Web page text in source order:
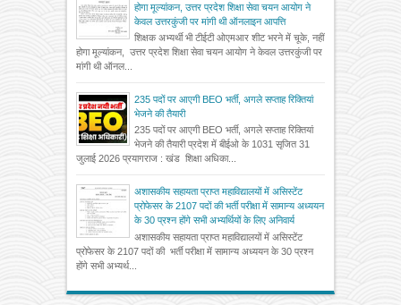
होगा मूल्यांकन, उत्तर प्रदेश शिक्षा सेवा चयन आयोग ने
केवल उत्तरकुंजी पर मांगी थी ऑनलाइन आपत्ति
शिक्षक अभ्यर्थी भी टीईटी ओएमआर शीट भरने में चूके, नहीं
होगा मूल्यांकन, उत्तर प्रदेश शिक्षा सेवा चयन आयोग ने केवल उत्तरकुंजी पर
मांगी थी ऑनल...
235 पदों पर आएगी BEO भर्ती, अगले सप्ताह रिक्तियां
भेजने की तैयारी
235 पदों पर आएगी BEO भर्ती, अगले सप्ताह रिक्तियां
भेजने की तैयारी प्रदेश में बीईओ के 1031 सृजित 31
जुलाई 2026 प्रयागराज : खंड शिक्षा अधिका...
अशासकीय सहायता प्राप्त महाविद्यालयों में असिस्टेंट
प्रोफेसर के 2107 पदों की भर्ती परीक्षा में सामान्य अध्ययन
के 30 प्रश्न होंगे सभी अभ्यर्थियों के लिए अनिवार्य
अशासकीय सहायता प्राप्त महाविद्यालयों में असिस्टेंट
प्रोफेसर के 2107 पदों की भर्ती परीक्षा में सामान्य अध्ययन के 30 प्रश्न
होंगे सभी अभ्यर्थ...